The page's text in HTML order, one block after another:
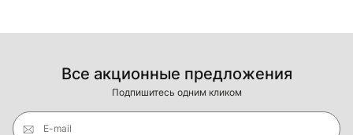
Все акционные предложения
Подпишитесь одним кликом
E-mail